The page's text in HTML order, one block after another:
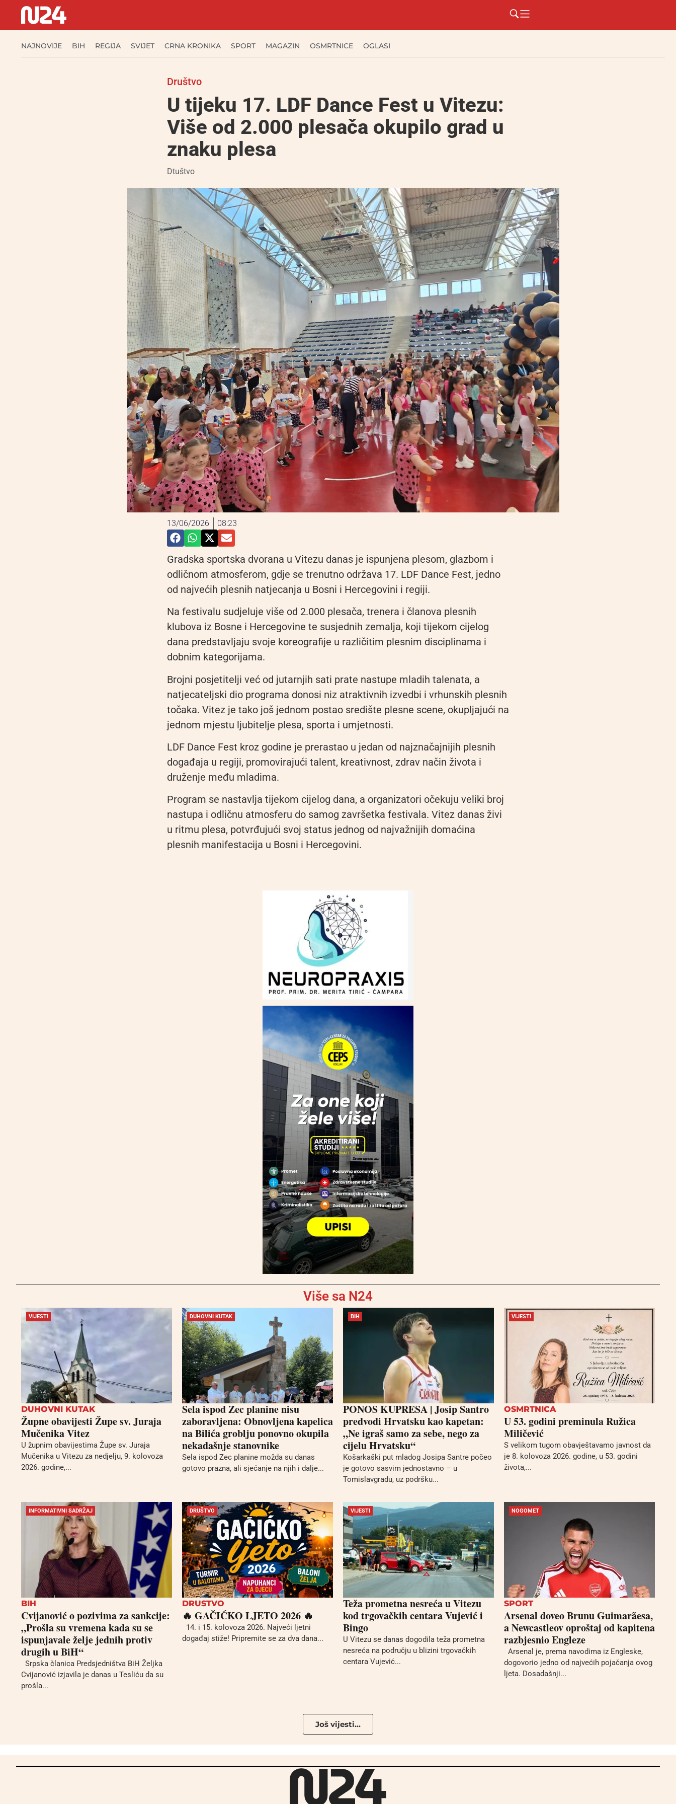
NAJNOVIJE BIH REGIJA SVIJET CRNA KRONIKA SPORT MAGAZIN OSMRTNICE OGLASI
Društvo
U tijeku 17. LDF Dance Fest u Vitezu:
Više od 2.000 plesača okupilo grad u
znaku plesa
Dtuštvo
13/06/2026 08:23
Gradska sportska dvorana u Vitezu danas je ispunjena plesom, glazbom i
odličnom atmosferom, gdje se trenutno održava 17. LDF Dance Fest, jedno
od najvećih plesnih natjecanja u Bosni i Hercegovini i regiji.
Na festivalu sudjeluje više od 2.000 plesača, trenera i članova plesnih
klubova iz Bosne i Hercegovine te susjednih zemalja, koji tijekom cijelog
dana predstavljaju svoje koreografije u različitim plesnim disciplinama i
dobnim kategorijama.
Brojni posjetitelji već od jutarnjih sati prate nastupe mladih talenata, a
natjecateljski dio programa donosi niz atraktivnih izvedbi i vrhunskih plesnih
točaka. Vitez je tako još jednom postao središte plesne scene, okupljajući na
jednom mjestu ljubitelje plesa, sporta i umjetnosti.
LDF Dance Fest kroz godine je prerastao u jedan od najznačajnijih plesnih
događaja u regiji, promovirajući talent, kreativnost, zdrav način života i
druženje među mladima.
Program se nastavlja tijekom cijelog dana, a organizatori očekuju veliki broj
nastupa i odličnu atmosferu do samog završetka festivala. Vitez danas živi
u ritmu plesa, potvrđujući svoj status jednog od najvažnijih domaćina
plesnih manifestacija u Bosni i Hercegovini.
Više sa N24
VIJESTI
DUHOVNI KUTAK
Župne obavijesti Župe sv. Juraja
Mučenika Vitez
U župnim obavijestima Župe sv. Juraja
Mučenika u Vitezu za nedjelju, 9. kolovoza
2026. godine,...
DUHOVNI KUTAK
Sela ispod Zec planine nisu
zaboravljena: Obnovljena kapelica
na Bilića groblju ponovno okupila
nekadašnje stanovnike
Sela ispod Zec planine možda su danas
gotovo prazna, ali sjećanje na njih i dalje...
BIH
PONOS KUPRESA | Josip Santro
predvodi Hrvatsku kao kapetan:
„Ne igraš samo za sebe, nego za
cijelu Hrvatsku“
Košarkaški put mladog Josipa Santre počeo
je gotovo sasvim jednostavno – u
Tomislavgradu, uz podršku...
VIJESTI
OSMRTNICA
U 53. godini preminula Ružica
Miličević
S velikom tugom obavještavamo javnost da
je 8. kolovoza 2026. godine, u 53. godini
života,...
INFORMATIVNI SADRŽAJ
BIH
Cvijanović o pozivima za sankcije:
„Prošla su vremena kada su se
ispunjavale želje jednih protiv
drugih u BiH“
Srpska članica Predsjedništva BiH Željka
Cvijanović izjavila je danas u Tesliću da su
prošla...
DRUŠTVO
DRUSTVO
🔥 GAČIĆKO LJETO 2026 🔥
14. i 15. kolovoza 2026. Najveći ljetni
događaj stiže! Pripremite se za dva dana...
VIJESTI
Teža prometna nesreća u Vitezu
kod trgovačkih centara Vujević i
Bingo
U Vitezu se danas dogodila teža prometna
nesreća na području u blizini trgovačkih
centara Vujević...
NOGOMET
SPORT
Arsenal doveo Brunu Guimarãesa,
a Newcastleov oproštaj od kapitena
razbjesnio Engleze
Arsenal je, prema navodima iz Engleske,
dogovorio jedno od najvećih pojačanja ovog
ljeta. Dosadašnji...
Još vijesti...